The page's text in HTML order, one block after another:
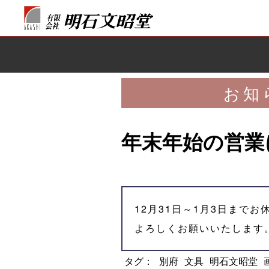
お知
年末年始の営
12月31日～1月3日までお
よろしくお願いいたします
タグ： 別府 文具 明石文昭堂